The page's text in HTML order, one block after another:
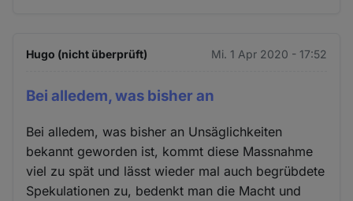
Hugo (nicht überprüft) Mi. 1 Apr 2020 - 17:52
Bei alledem, was bisher an
Bei alledem, was bisher an Unsäglichkeiten
bekannt geworden ist, kommt diese Massnahme
viel zu spät und lässt wieder mal auch begrübdete
Spekulationen zu, bedenkt man die Macht und